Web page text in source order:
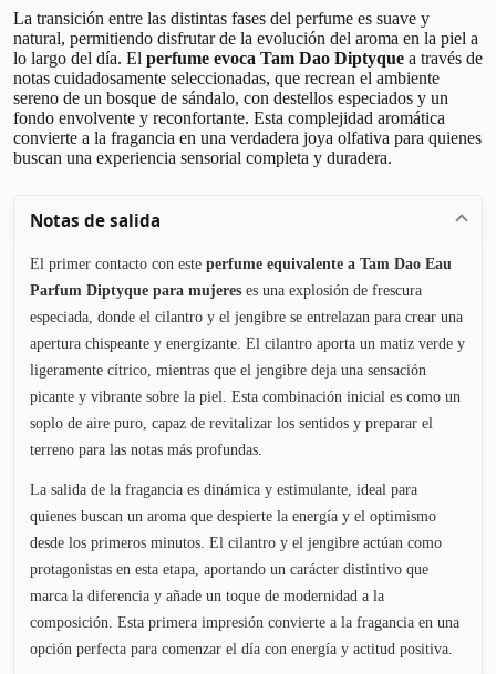
La transición entre las distintas fases del perfume es suave y
natural, permitiendo disfrutar de la evolución del aroma en la piel a
lo largo del día. El perfume evoca Tam Dao Diptyque a través de
notas cuidadosamente seleccionadas, que recrean el ambiente
sereno de un bosque de sándalo, con destellos especiados y un
fondo envolvente y reconfortante. Esta complejidad aromática
convierte a la fragancia en una verdadera joya olfativa para quienes
buscan una experiencia sensorial completa y duradera.
Notas de salida
El primer contacto con este perfume equivalente a Tam Dao Eau
Parfum Diptyque para mujeres es una explosión de frescura
especiada, donde el cilantro y el jengibre se entrelazan para crear una
apertura chispeante y energizante. El cilantro aporta un matiz verde y
ligeramente cítrico, mientras que el jengibre deja una sensación
picante y vibrante sobre la piel. Esta combinación inicial es como un
soplo de aire puro, capaz de revitalizar los sentidos y preparar el
terreno para las notas más profundas.
La salida de la fragancia es dinámica y estimulante, ideal para
quienes buscan un aroma que despierte la energía y el optimismo
desde los primeros minutos. El cilantro y el jengibre actúan como
protagonistas en esta etapa, aportando un carácter distintivo que
marca la diferencia y añade un toque de modernidad a la
composición. Esta primera impresión convierte a la fragancia en una
opción perfecta para comenzar el día con energía y actitud positiva.